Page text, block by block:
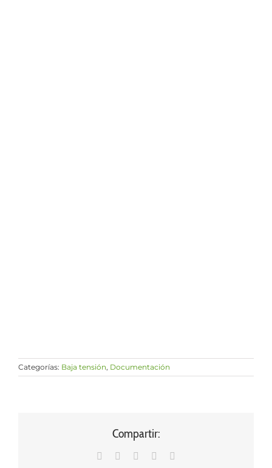
Categorías: Baja tensión, Documentación
Compartir:
WhatsAppLinkedInFacebook